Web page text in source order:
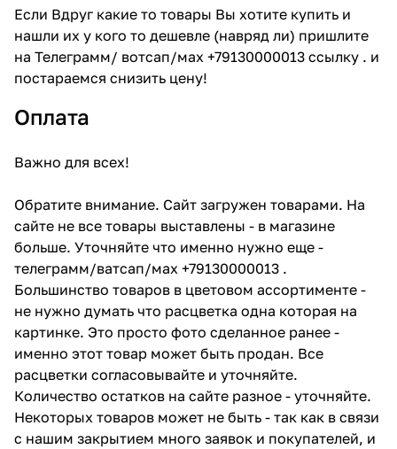
Если Вдруг какие то товары Вы хотите купить и
нашли их у кого то дешевле (навряд ли) пришлите
на Телеграмм/ вотсап/мах +79130000013 ссылку . и
постараемся снизить цену!
Оплата
Важно для всех!
Обратите внимание. Сайт загружен товарами. На
сайте не все товары выставлены - в магазине
больше. Уточняйте что именно нужно еще -
телеграмм/ватсап/мах +79130000013 .
Большинство товаров в цветовом ассортименте -
не нужно думать что расцветка одна которая на
картинке. Это просто фото сделанное ранее -
именно этот товар может быть продан. Все
расцветки согласовывайте и уточняйте.
Количество остатков на сайте разное - уточняйте.
Некоторых товаров может не быть - так как в связи
с нашим закрытием много заявок и покупателей, и